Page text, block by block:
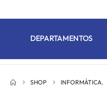
DEPARTAMENTOS
SHOP INFORMÁTICA,